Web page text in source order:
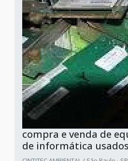
compra e venda de
de informática usados